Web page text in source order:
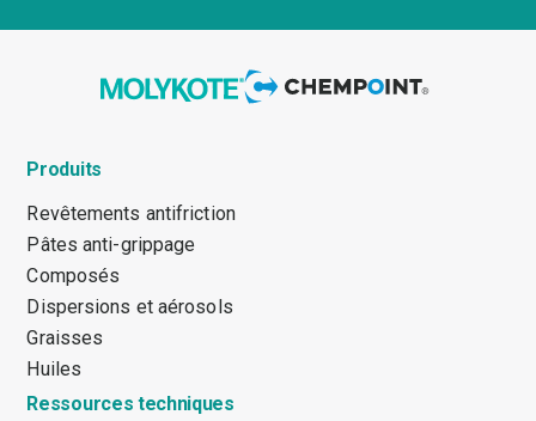
Produits
Revêtements antifriction
Pâtes anti-grippage
Composés
Dispersions et aérosols
Graisses
Huiles
Ressources techniques